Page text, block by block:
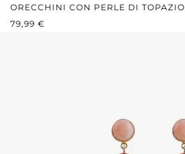
ORECCHINI CON PERLE DI TOPAZIO
PREZZO NORMALE:
79,99 €